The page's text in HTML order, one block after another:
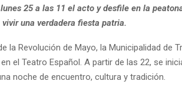
25 a las 11 el acto y desfile en la
una verdadera fiesta patria.
la Revolución de Mayo, la Municipalidad de
el Teatro Español. A partir de las 22, se
noche de encuentro, cultura y tradición.